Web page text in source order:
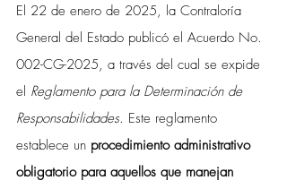
El 22 de enero de 2025, la Contraloría
General del Estado publicó el Acuerdo No.
002-CG-2025, a través del cual se expide
el Reglamento para la Determinación de
Responsabilidades. Este reglamento
establece un procedimiento administrativo
obligatorio para aquellos que manejan